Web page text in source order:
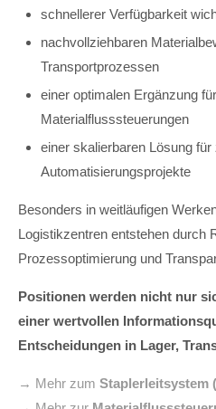
schnellerer Verfügbarkeit
nachvollziehbaren
Transportprozessen
einer optimalen Ergänzung
Materialflusssteuerungen
einer skalierbaren Lösung für
Automatisierungsprojekte
Besonders in weitläufigen
Logistikzentren entstehen durch
Prozessoptimierung und
Positionen werden nicht nur
einer wertvollen
Entscheidungen in Lager,
→ Mehr zum Staplerleitsystem